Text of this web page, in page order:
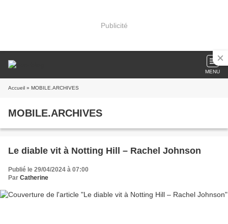
Publicité
MENU
Accueil » MOBILE.ARCHIVES
MOBILE.ARCHIVES
Le diable vit à Notting Hill – Rachel Johnson
Publié le 29/04/2024 à 07:00
Par Catherine